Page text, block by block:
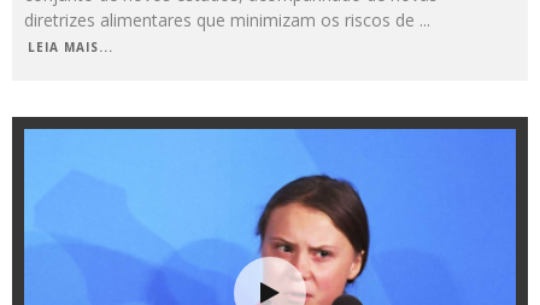
diretrizes alimentares que minimizam os riscos de ...
LEIA MAIS...